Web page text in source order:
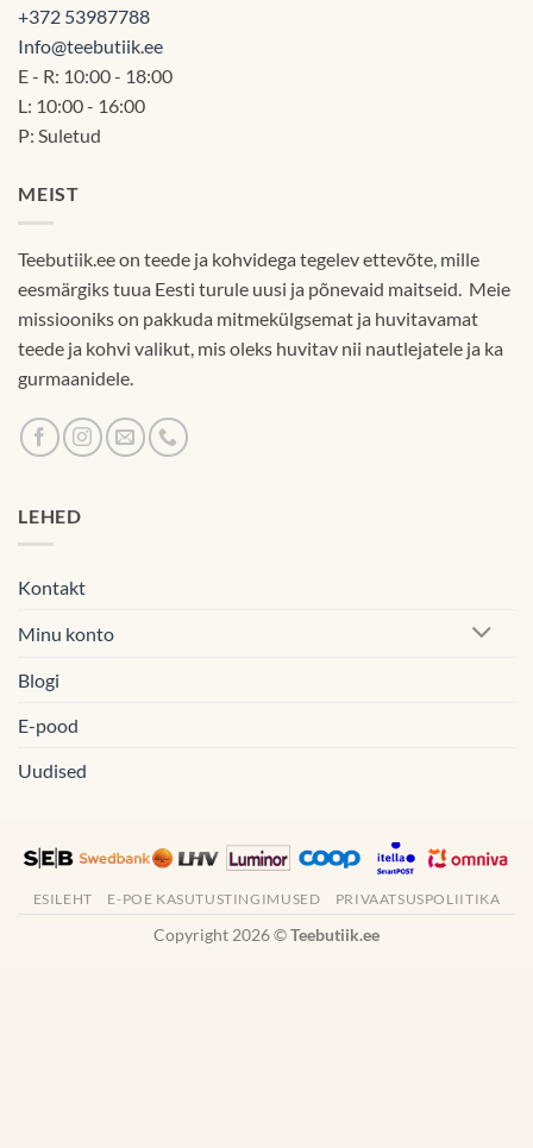
+372 53987788
Info@teebutiik.ee
E - R: 10:00 - 18:00
L: 10:00 - 16:00
P: Suletud
MEIST
Teebutiik.ee on teede ja kohvidega tegelev ettevõte, mille
eesmärgiks tuua Eesti turule uusi ja põnevaid maitseid. Meie
missiooniks on pakkuda mitmekülgsemat ja huvitavamat
teede ja kohvi valikut, mis oleks huvitav nii nautlejatele ja ka
gurmaanidele.
LEHED
Kontakt
Minu konto
Blogi
E-pood
Uudised
ESILEHT E-POE KASUTUSTINGIMUSED PRIVAATSUSPOLIITIKA
Copyright 2026 ©Teebutiik.ee